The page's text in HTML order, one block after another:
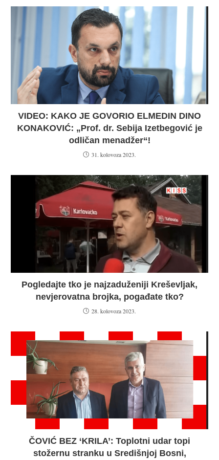
VIDEO: KAKO JE GOVORIO ELMEDIN DINO
KONAKOVIĆ: „Prof. dr. Sebija Izetbegović je
odličan menadžer“!
31. kolovoza 2023.
Pogledajte tko je najzaduženiji Kreševljak,
nevjerovatna brojka, pogađate tko?
28. kolovoza 2023.
ČOVIĆ BEZ ‘KRILA’: Toplotni udar topi
stožernu stranku u Središnjoj Bosni,